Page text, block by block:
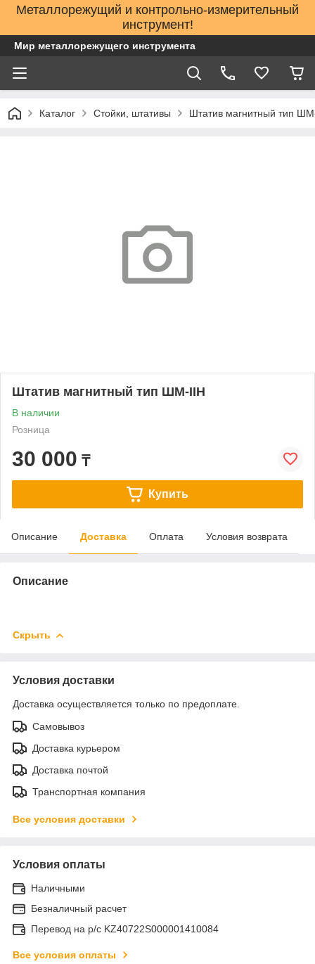
Металлорежущий и контрольно-измерительный
инструмент!
Мир металлорежущего инструмента
Каталог Стойки, штативы Штатив магнитный тип
Штатив магнитный тип ШМ-IIН
В наличии
Розница
30 000 ₸
Купить
Описание Доставка Оплата Условия возврата
Описание
Скрыть
Условия доставки
Доставка осуществляется только по предоплате.
Самовывоз
Доставка курьером
Доставка почтой
Транспортная компания
Все условия доставки
Условия оплаты
Наличными
Безналичный расчет
Перевод на р/с KZ40722S000001410084
Все условия оплаты